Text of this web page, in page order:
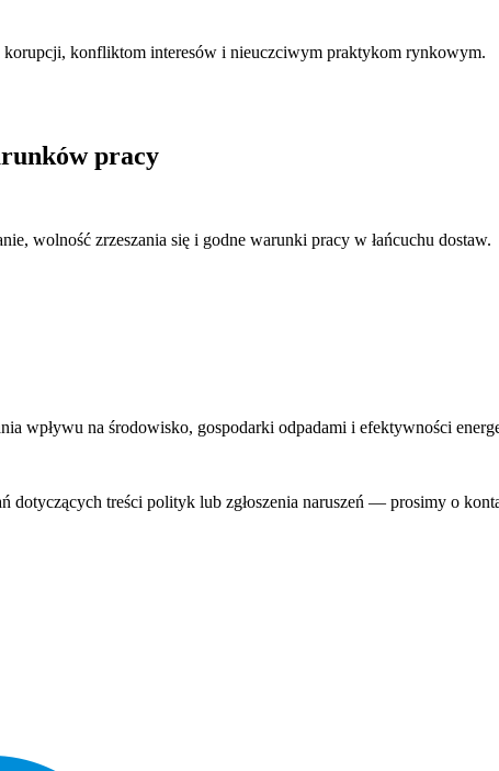
korupcji, konfliktom interesów i nieuczciwym praktykom rynkowym.
pracy
wolność zrzeszania się i godne warunki pracy w łańcuchu dostaw.
wpływu na środowisko, gospodarki odpadami i efektywności
dotyczących treści polityk lub zgłoszenia naruszeń — prosimy o